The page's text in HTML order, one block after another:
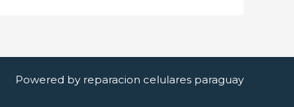
Powered by reparacion celulares paraguay